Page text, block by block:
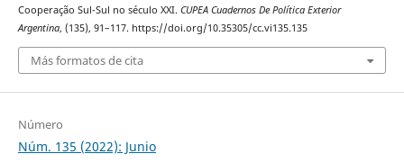
Cooperação Sul-Sul no século XXI. CUPEA Cuadernos De Política Exterior
Argentina, (135), 91–117. https://doi.org/10.35305/cc.vi135.135
Más formatos de cita
Número
Núm. 135 (2022): Junio